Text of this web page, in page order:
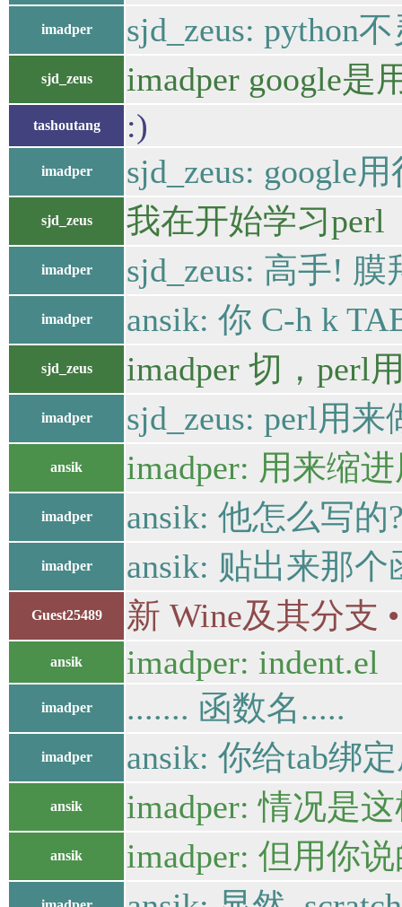
imadper sjd_zeus: python
sjd_zeus imadper google是
tashoutang :)
imadper sjd_zeus: google
sjd_zeus 我在开始学习perl
imadper sjd_zeus: 高手! 膜
imadper ansik: 你 C-h k
sjd_zeus imadper 切，perl
imadper sjd_zeus: perl用
ansik imadper: 用来缩
imadper ansik: 他怎么写的
imadper ansik: 贴出来那个
Guest25489 新 Wine及其分支
ansik imadper: indent.el
imadper ....... 函数名.....
imadper ansik: 你给tab绑
ansik imadper: 情况是
ansik imadper: 但用你